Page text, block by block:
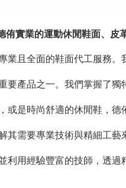
侑實業的運動休閒鞋面、皮
業且全面的鞋面代工服務。
要產品之一。我們掌握了
或是時尚舒適的休閒鞋，德
其需要專業技術與精細工藝
利用經驗豐富的技師，透